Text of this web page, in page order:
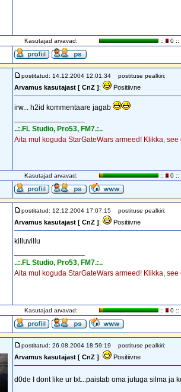
Kasutajad arvavad: :: 0 ::
postitatud: 14.12.2004 12:01:34 postituse pealkiri:
Arvamus kasutajast [ CnZ ]: Positiivne
irw... h2id kommentaare jagab
..:.FL Studio, Pro53, FM7.:..
Aita mul koguda StarGateWars armeed! Klikka,
Kasutajad arvavad: :: 0 ::
postitatud: 12.12.2004 17:07:15 postituse pealkiri:
Arvamus kasutajast [ CnZ ]: Positiivne
killuvillu
..:.FL Studio, Pro53, FM7.:..
Aita mul koguda StarGateWars armeed! Klikka,
Kasutajad arvavad: :: 0 ::
postitatud: 26.08.2004 18:59:19 postituse pealkiri:
Arvamus kasutajast [ CnZ ]: Positiivne
d0de I dont like ur txt...paistab oma jutuga silma ja